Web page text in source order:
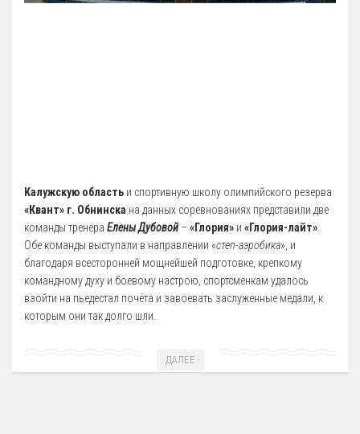
Калужскую область и спортивную школу олимпийского резерва
«Квант» г. Обнинска на данных соревнованиях представили две
команды тренера Елены Дубовой – «Глория» и «Глория-лайт»
Обе команды выступали в направлении «степ-аэробика», и
благодаря всесторонней мощнейшей подготовке, крепкому
командному духу и боевому настрою, спортсменкам удалось
взойти на пьедестал почёта и завоевать заслуженные медали, к
которым они так долго шли.
ДАЛЕЕ